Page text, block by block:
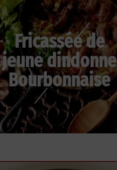
Fricassée de
jeune dindonne
Bourbonnaise